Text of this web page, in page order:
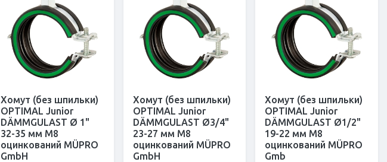
Хомут (без шпильки)
OPTIMAL Junior
DÄMMGULAST Ø 1"
32-35 мм M8
оцинкований MÜPRO
GmbH
Хомут (без шпильки)
OPTIMAL Junior
DÄMMGULAST Ø3/4"
23-27 мм M8
оцинкований MÜPRO
GmbH
Хомут (без шпильки)
OPTIMAL Junior
DÄMMGULAST Ø1/2"
19-22 мм M8
оцинкований MÜPRO
Gmb